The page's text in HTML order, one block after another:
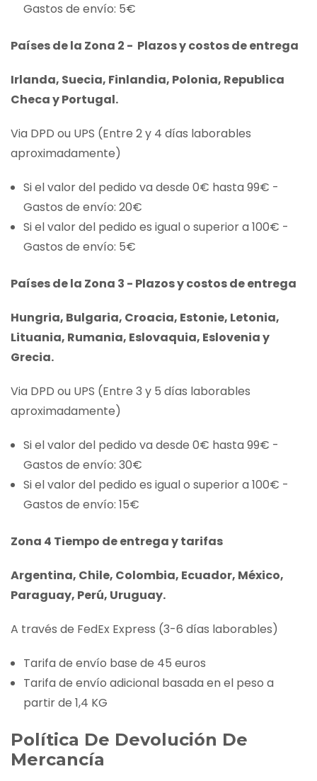
Gastos de envío: 5€
Países de la Zona 2 - Plazos y costos de entrega
Irlanda, Suecia, Finlandia, Polonia, Republica
Checa y Portugal.
Via DPD ou UPS (Entre 2 y 4 días laborables
aproximadamente)
Si el valor del pedido va desde 0€ hasta 99€ -
Gastos de envío: 20€
Si el valor del pedido es igual o superior a 100€ -
Gastos de envío: 5€
Países de la Zona 3 - Plazos y costos de entrega
Hungria, Bulgaria, Croacia, Estonie, Letonia,
Lituania, Rumania, Eslovaquia, Eslovenia y
Grecia.
Via DPD ou UPS (Entre 3 y 5 días laborables
aproximadamente)
Si el valor del pedido va desde 0€ hasta 99€ -
Gastos de envío: 30€
Si el valor del pedido es igual o superior a 100€ -
Gastos de envío: 15€
Zona 4 Tiempo de entrega y tarifas
Argentina, Chile, Colombia, Ecuador, México,
Paraguay, Perú, Uruguay.
A través de FedEx Express (3-6 días laborables)
Tarifa de envío base de 45 euros
Tarifa de envío adicional basada en el peso a
partir de 1,4 KG
Política De Devolución De
Mercancía